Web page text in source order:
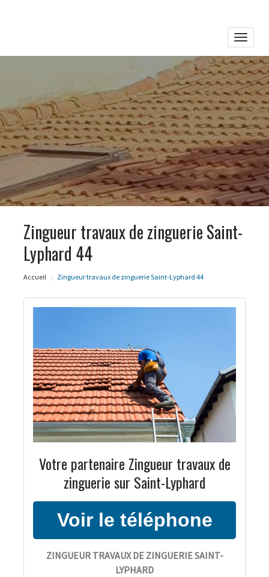
Toggle
Zingueur travaux de zinguerie Saint-
Lyphard 44
Accueil Zingueur travaux de zinguerie Saint-Lyphard 44
Votre partenaire Zingueur travaux de
zinguerie sur Saint-Lyphard
ZINGUEUR TRAVAUX DE ZINGUERIE SAINT-
LYPHARD